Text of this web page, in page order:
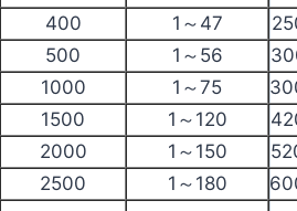
400 1～47
500 1～56
1000 1～75
1500 1～120
2000 1～150
2500 1～180